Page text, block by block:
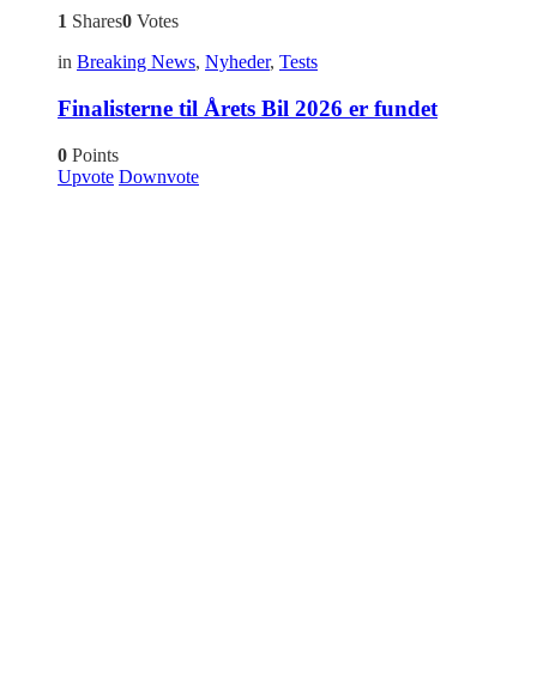
1 Shares0 Votes
in Breaking News, Nyheder, Tests
Finalisterne til Årets Bil 2026 er fundet
0 Points
Upvote Downvote